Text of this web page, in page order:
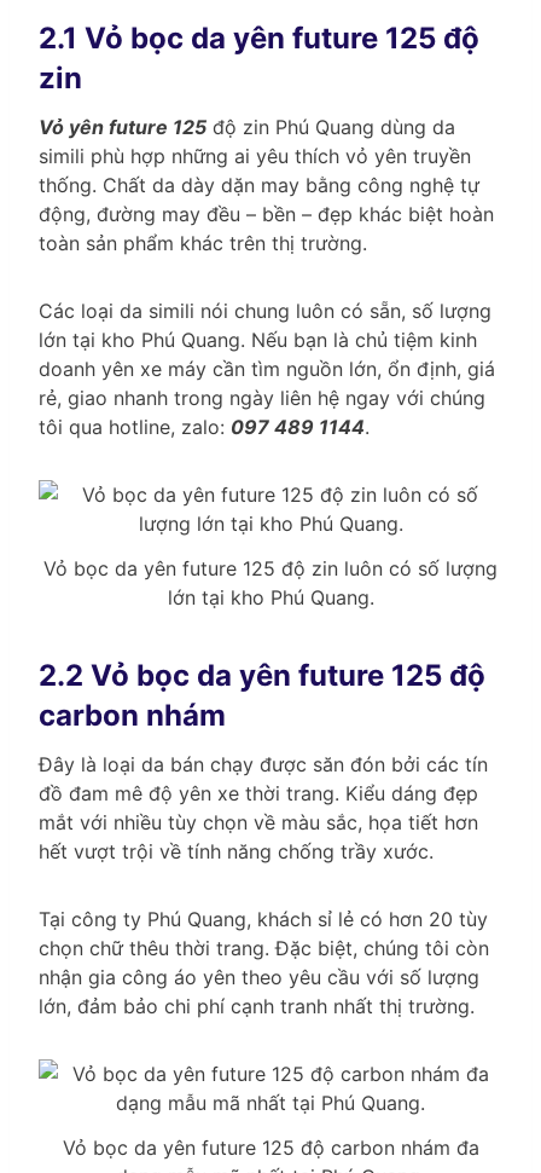
2.1 Vỏ bọc da yên future 125 độ
zin
Vỏ yên future 125 độ zin Phú Quang dùng da
simili phù hợp những ai yêu thích vỏ yên truyền
thống. Chất da dày dặn may bằng công nghệ tự
động, đường may đều – bền – đẹp khác biệt hoàn
toàn sản phẩm khác trên thị trường.
Các loại da simili nói chung luôn có sẵn, số lượng
lớn tại kho Phú Quang. Nếu bạn là chủ tiệm kinh
doanh yên xe máy cần tìm nguồn lớn, ổn định, giá
rẻ, giao nhanh trong ngày liên hệ ngay với chúng
tôi qua hotline, zalo: 097 489 1144.
Vỏ bọc da yên future 125 độ zin luôn có số lượng
lớn tại kho Phú Quang.
2.2 Vỏ bọc da yên future 125 độ
carbon nhám
Đây là loại da bán chạy được săn đón bởi các tín
đồ đam mê độ yên xe thời trang. Kiểu dáng đẹp
mắt với nhiều tùy chọn về màu sắc, họa tiết hơn
hết vượt trội về tính năng chống trầy xước.
Tại công ty Phú Quang, khách sỉ lẻ có hơn 20 tùy
chọn chữ thêu thời trang. Đặc biệt, chúng tôi còn
nhận gia công áo yên theo yêu cầu với số lượng
lớn, đảm bảo chi phí cạnh tranh nhất thị trường.
Vỏ bọc da yên future 125 độ carbon nhám đa